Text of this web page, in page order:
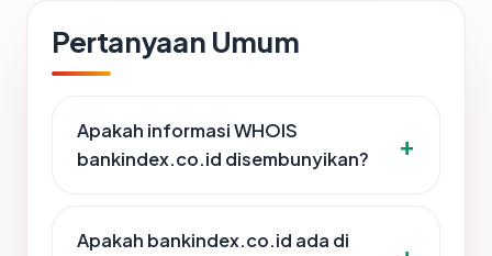
Pertanyaan Umum
Apakah informasi WHOIS
bankindex.co.id disembunyikan?
Apakah bankindex.co.id ada di